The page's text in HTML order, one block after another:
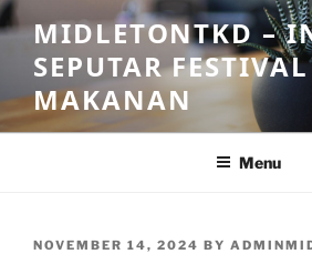
Skip
to
content
MIDLETONTKD –
SEPUTAR FESTIVAL
MAKANAN
Menu
POSTED
NOVEMBER 14, 2024 BY